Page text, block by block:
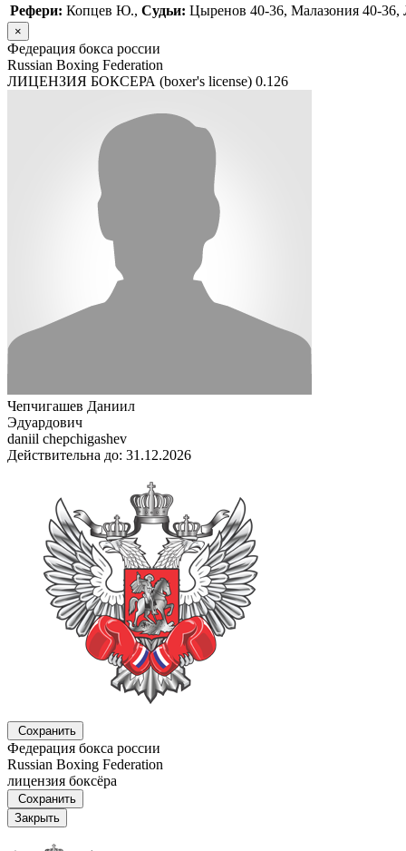
Рефери: Копцев Ю., Судьи: Цыренов 40-36, Малазония 40-36,
×
Федерация бокса россии
Russian Boxing Federation
ЛИЦЕНЗИЯ БОКСЕРА (boxer's license) 0.126
Чепчигашев Даниил
Эдуардович
daniil chepchigashev
Действительна до: 31.12.2026
Сохранить
Федерация бокса россии
Russian Boxing Federation
лицензия боксёра
Сохранить
Закрыть